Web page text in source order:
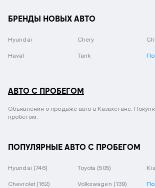
БРЕНДЫ НОВЫХ АВТО
Hyundai Chery
Haval Tank
АВТО С ПРОБЕГОМ
Объявления о продаже авто в Казахстане.
пробегом.
ПОПУЛЯРНЫЕ АВТО С ПРОБЕГОМ
Hyundai (746) Toyota (505) Kia
Chevrolet (162) Volkswagen (139)